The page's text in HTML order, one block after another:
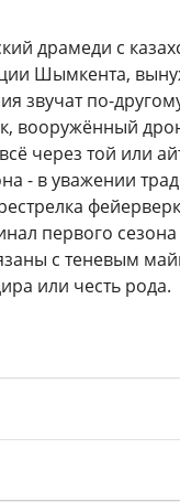
драмеди с
Шымкента,
звучат по-
вооружённый
через той или
- в уважении
первого
с теневым
или честь рода.